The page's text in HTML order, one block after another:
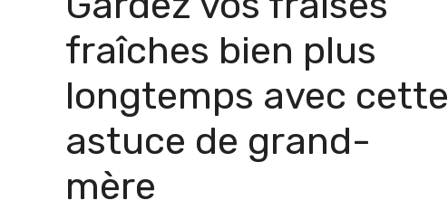
fraîches bien plus
longtemps avec cette
astuce de grand-
mère